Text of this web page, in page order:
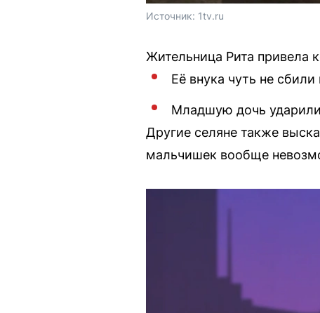
Источник: 1tv.ru
Жительница Рита привела
Её внука чуть не
Младшую дочь
Другие селяне также
мальчишек вообще